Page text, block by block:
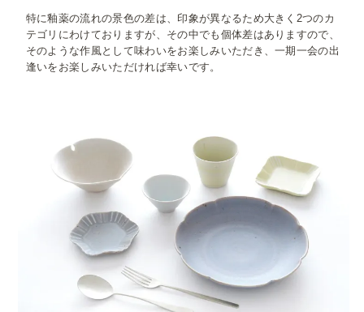
特に釉薬の流れの景色の差は、印象が異なるため大きく2つのカ
テゴリにわけておりますが、その中でも個体差はありますので、
そのような作風として味わいをお楽しみいただき、一期一会の出
逢いをお楽しみいただければ幸いです。